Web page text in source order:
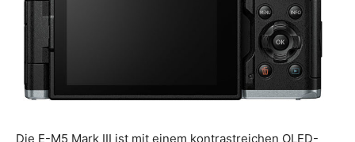
Die E-M5 Mark III ist mit einem kontrastreichen OLED-